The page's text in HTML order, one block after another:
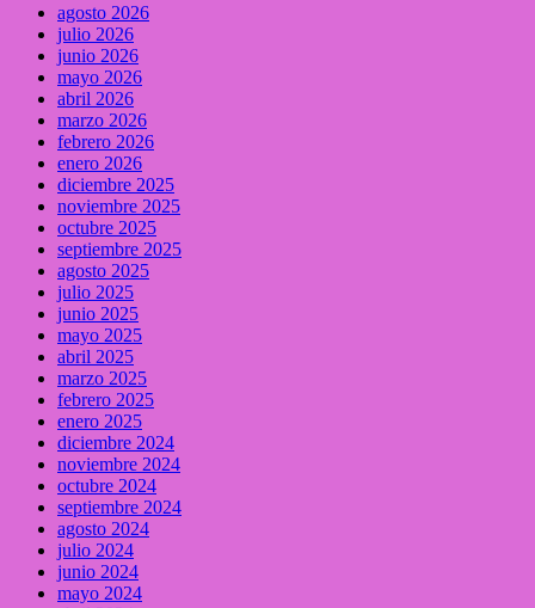
agosto 2026
julio 2026
junio 2026
mayo 2026
abril 2026
marzo 2026
febrero 2026
enero 2026
diciembre 2025
noviembre 2025
octubre 2025
septiembre 2025
agosto 2025
julio 2025
junio 2025
mayo 2025
abril 2025
marzo 2025
febrero 2025
enero 2025
diciembre 2024
noviembre 2024
octubre 2024
septiembre 2024
agosto 2024
julio 2024
junio 2024
mayo 2024